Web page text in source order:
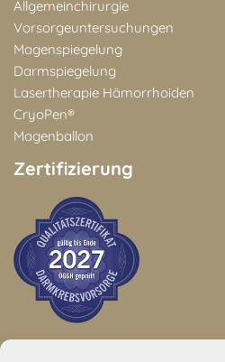
Allgemeinchirurgie
Vorsorgeuntersuchungen
Magenspiegelung
Darmspiegelung
Lasertherapie Hämorrhoiden
CryoPen®
Magenballon
Zertifizierung